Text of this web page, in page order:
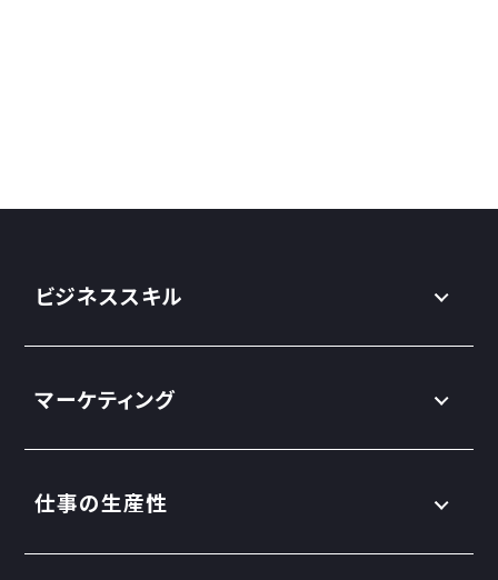
ビジネススキル
マーケティング
仕事の生産性